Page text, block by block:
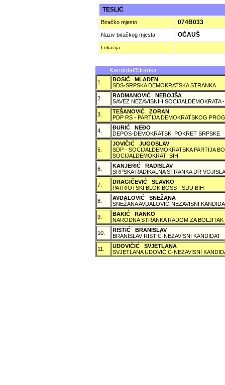
TESLIĆ
Biračko mjesto 074B033
Naziv biračkog mjesta OČAUŠ
Lokacija
Kandidat/Stranka
1.
BOSIĆ MLADEN
SDS-SRPSKA DEMOKRATSKA STRANKA
2.
RADMANOVIĆ NEBOJŠA
SAVEZ NEZAVISNIH SOCIJALDEMOKRATA
3.
TEŠANOVIĆ ZORAN
PDP RS - PARTIJA DEMOKRATSKOG
4.
ÐURIĆ NEÐO
DEPOS-DEMOKRATSKI POKRET SRPSKE
5.
JOVIČIĆ JUGOSLAV
SDP - SOCIJALDEMOKRATSKA PARTIJA
SOCIJALDEMOKRATI BIH
6.
KANJERIĆ RADISLAV
SRPSKA RADIKALNA STRANKA DR
7.
DRAGIČEVIĆ SLAVKO
PATRIOTSKI BLOK BOSS - SDU BIH
8.
AVDALOVIĆ SNEŽANA
SNEŽANA AVDALOVIĆ-NEZAVISNI
9.
BAKIĆ RANKO
NARODNA STRANKA RADOM ZA BOLJITAK
10.
RISTIĆ BRANISLAV
BRANISLAV RISTIĆ-NEZAVISNI KANDIDAT
11.
UDOVIČIĆ SVJETLANA
SVJETLANA UDOVIČIĆ-NEZAVISNI